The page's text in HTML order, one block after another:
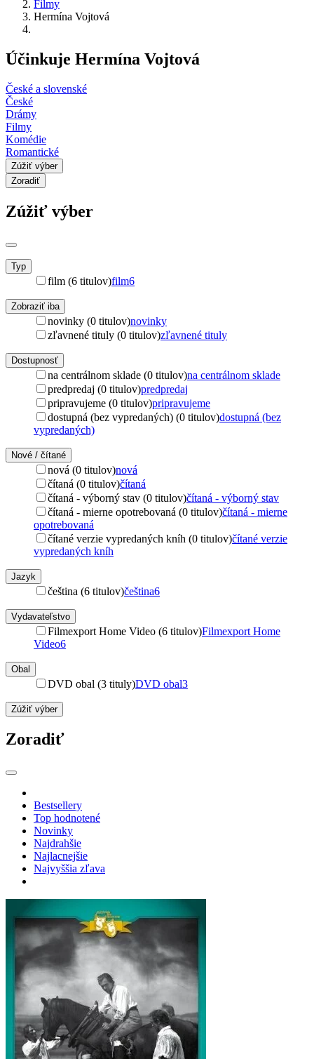
Filmy
Hermína Vojtová
Účinkuje Hermína Vojtová
České a slovenské
České
Drámy
Filmy
Komédie
Romantické
Zúžiť výber
Zoradiť
Zúžiť výber
Typ
film (6 titulov)film6
Zobraziť iba
novinky (0 titulov)novinky
zľavnené tituly (0 titulov)zľavnené tituly
Dostupnosť
na centrálnom sklade (0 titulov)na centrálnom sklade
predpredaj (0 titulov)predpredaj
pripravujeme (0 titulov)pripravujeme
dostupná (bez vypredaných) (0 titulov)dostupná (bez
vypredaných)
Nové / čítané
nová (0 titulov)nová
čítaná (0 titulov)čítaná
čítaná - výborný stav (0 titulov)čítaná - výborný stav
čítaná - mierne opotrebovaná (0 titulov)čítaná - mierne
opotrebovaná
čítané verzie vypredaných kníh (0 titulov)čítané verzie
vypredaných kníh
Jazyk
čeština (6 titulov)čeština6
Vydavateľstvo
Filmexport Home Video (6 titulov)Filmexport Home
Video6
Obal
DVD obal (3 tituly)DVD obal3
Zúžiť výber
Zoradiť
Bestsellery
Top hodnotené
Novinky
Najdrahšie
Najlacnejšie
Najvyššia zľava